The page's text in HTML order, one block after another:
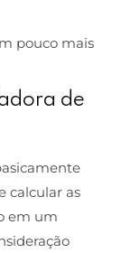
pouco mais
de
calcular as
em um